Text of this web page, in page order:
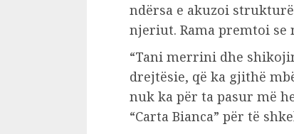
ndërsa e akuzoi
njeriut. Rama premtoi se
“Tani merrini dhe
drejtësie, që ka gjithë
nuk ka për ta pasur më
“Carta Bianca” për të